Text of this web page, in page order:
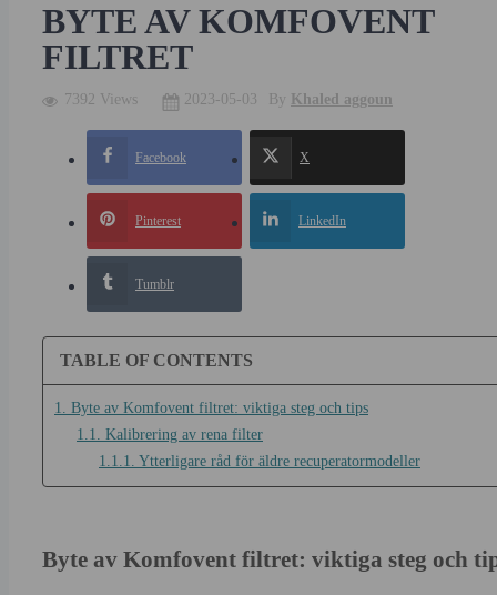
BYTE AV KOMFOVENT
FILTRET
7392 Views 2023-05-03 By Khaled aggoun
Facebook X
Pinterest LinkedIn
Tumblr
TABLE OF CONTENTS
1. Byte av Komfovent filtret: viktiga steg och tips
1.1. Kalibrering av rena filter
1.1.1. Ytterligare råd för äldre recuperatormodeller
Byte av Komfovent filtret: viktiga steg och